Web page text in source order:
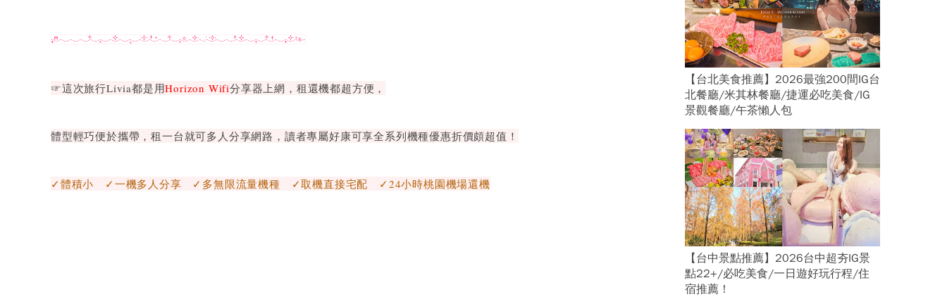
☞這次旅行Livia都是用Horizon Wifi分享器上網，租還機都超方便，
體型輕巧便於攜帶，租一台就可多人分享網路，讀者專屬好康可享全系列機種優惠折價頗超值！
✓體積小 ✓一機多人分享 ✓多無限流量機種 ✓取機直接宅配 ✓24小時桃園機場還機
【台北美食推薦】2026最強200間IG台
北餐廳/米其林餐廳/捷運必吃美食/IG
景觀餐廳/午茶懶人包
【台中景點推薦】2026台中超夯IG景
點22+/必吃美食/一日遊好玩行程/住
宿推薦！